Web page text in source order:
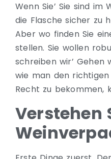
Wenn Sie’ Sie sind
die Flasche sicher zu
Aber wo finden Sie
stellen. Sie wollen
schreiben wir’ Gehen
wie man den richtigen
Recht zu bekommen,
Verstehen